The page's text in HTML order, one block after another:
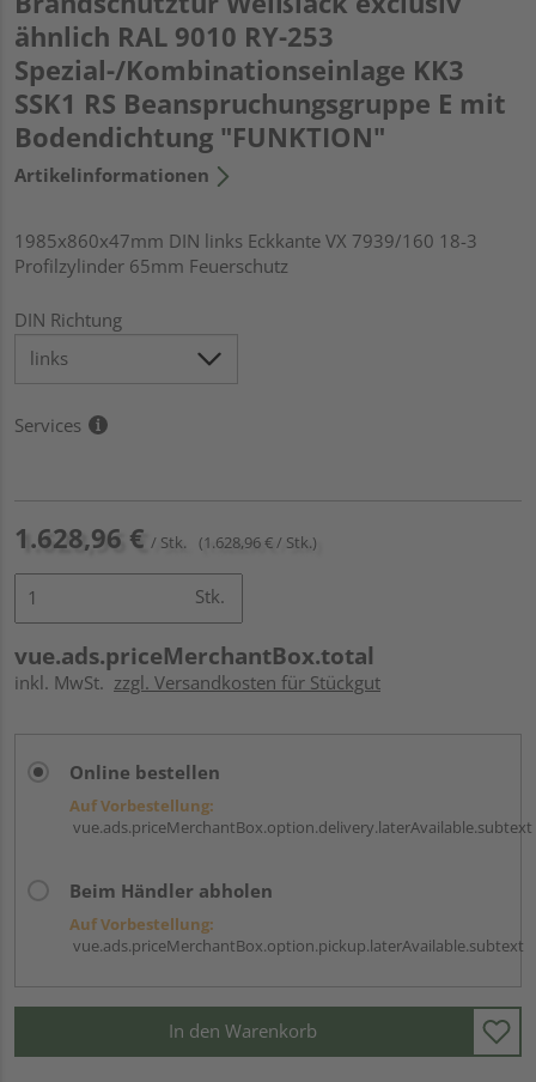
ähnlich RAL 9010 RY-253
Spezial-/Kombinationseinlage KK3
SSK1 RS Beanspruchungsgruppe E mit
Bodendichtung "FUNKTION"
Artikelinformationen
1985x860x47mm DIN links Eckkante VX 7939/160 18-3
Profilzylinder 65mm Feuerschutz
DIN Richtung
Services
1.628,96 € / Stk. (1.628,96 € / Stk.)
Stk.
vue.ads.priceMerchantBox.total
inkl. MwSt. zzgl. Versandkosten für Stückgut
Online bestellen
Auf Vorbestellung:
vue.ads.priceMerchantBox.option.delivery.laterAvailable.subtext
Beim Händler abholen
Auf Vorbestellung:
vue.ads.priceMerchantBox.option.pickup.laterAvailable.subtext
In den Warenkorb